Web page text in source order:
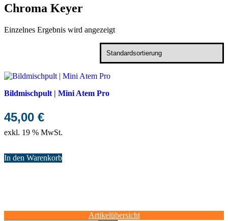
Chroma Keyer
Einzelnes Ergebnis wird angezeigt
Bildmischpult | Mini Atem Pro
45,00 €
exkl. 19 % MwSt.
In den Warenkorb
Artikelübersicht